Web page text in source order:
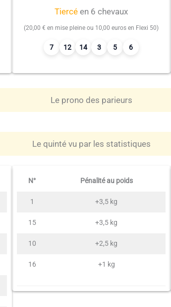
Tiercé en 6 chevaux
(20,00 € en mise pleine ou 10,00 euros en Flexi 50)
7 12 14 3 5 6
Le prono des parieurs
Le quinté vu par les statistiques
N° Pénalité au poids
1 +3,5 kg
15 +3,5 kg
10 +2,5 kg
16 +1 kg